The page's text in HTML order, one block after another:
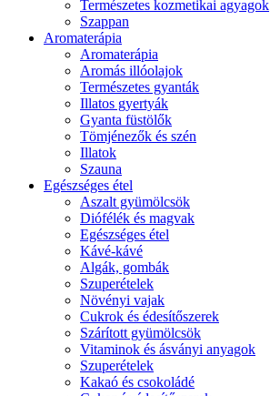
Természetes kozmetikai agyagok
Szappan
Aromaterápia
Aromaterápia
Aromás illóolajok
Természetes gyanták
Illatos gyertyák
Gyanta füstölők
Tömjénezők és szén
Illatok
Szauna
Egészséges étel
Aszalt gyümölcsök
Diófélék és magvak
Egészséges étel
Kávé-kávé
Algák, gombák
Szuperételek
Növényi vajak
Cukrok és édesítőszerek
Szárított gyümölcsök
Vitaminok és ásványi anyagok
Szuperételek
Kakaó és csokoládé